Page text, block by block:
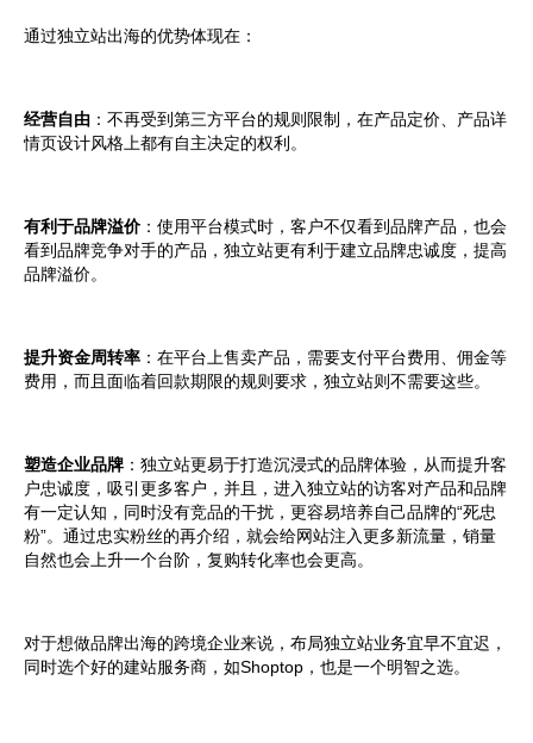
通过独立站出海的优势体现在：
经营自由 ：不再受到第三方平台的规则 限制，在产品定价、产品详
情页设计风格上都有自主决定的权利。
有利于品牌溢价： 使用平台模式时，客户不仅看到品牌产品，也会
看到品牌竞争对手的产品，独立站更有利于建立品牌忠诚度，提高
品牌溢价。
提升资金周转率 ：在平台上售卖产品，需要支付平台费用、佣金等
费用，而且面临着回款期限的规则要求，独立站则不需要这些。
塑造企业品牌 ： 独立站更易于打造沉浸式的品牌体验，从而提升客
户忠诚度，吸引更多客户 ， 并且，进入独立站的访客对产品和品牌
有一定认知，同时没有竞品的干扰，更容易培养自己品牌的“死忠
粉”。通过忠实粉丝的再介绍，就会给网站注入更多新流量，销量
自然也会上升一个台阶，复购转化率也会更高。
对于想做品牌出海的跨境企业来说，布局独立站业务宜早不宜迟，
同时选个好的建站服务商，如Shoptop，也是一个明智之选。